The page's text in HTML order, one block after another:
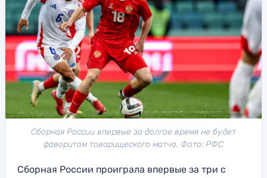
Сборная России впервые за долгое время не будет
фаворитом товарищеского матча. Фото: РФС
Сборная России проиграла впервые за три с